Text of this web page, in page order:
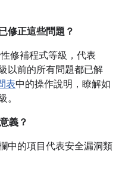
修正這些問題？
修補程式等級，代表
以前的所有問題都已解
表中的操作說明，瞭解如
。
義？
中的項目代表安全漏洞類